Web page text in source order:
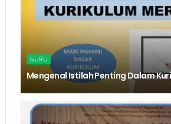
GURU
Mengenal Istilah Penting Dalam